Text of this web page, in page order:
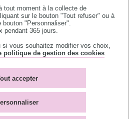
tout moment à la collecte de
sur le bouton "Tout refuser" ou à
"Personnaliser".
pendant 365 jours.
vous souhaitez modifier vos choix,
politique de gestion des cookies
accepter
66 11
Bibliothèques
L'université recrute
Mentions légales
Témoins de connexion